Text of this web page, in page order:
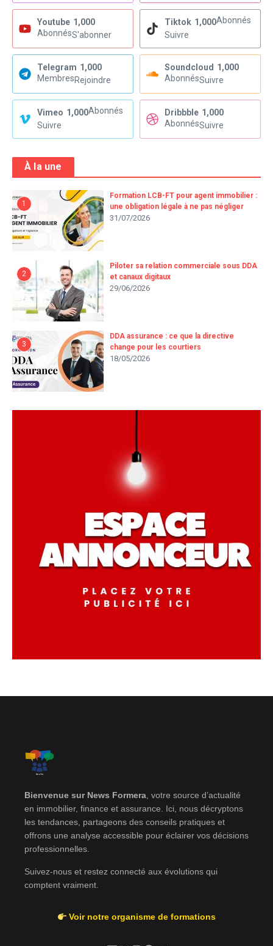
Youtube 1,000
AbonnésS'abonner
Tiktok 1,000Abonnés
Suivre
Telegram 1,000
MembresRejoindre
Soundcloud 1,000
AbonnésSuivre
Vimeo 1,000Abonnés
Suivre
Dribbble 1,000
AbonnésSuivre
À la une
1
Formation LCB-FT pour agent immobilier :
une obligation légale à ne pas négliger
31/07/2026
2
Piloter sa relation commerciale sous DDA
et canaux digitaux
29/06/2026
3
DDA assurance : ce que la directive
change pour les courtiers
18/05/2026
Bienvenue sur News Formera, votre source d’actualité
en immobilier, finance et assurance. Ici, nous décryptons
les tendances, partageons des conseils pratiques et
offrons une analyse accessible pour éclairer vos décisions
professionnelles.
Suivez-nous et restez connecté aux évolutions qui
comptent vraiment.
Voir notre organisme de formations